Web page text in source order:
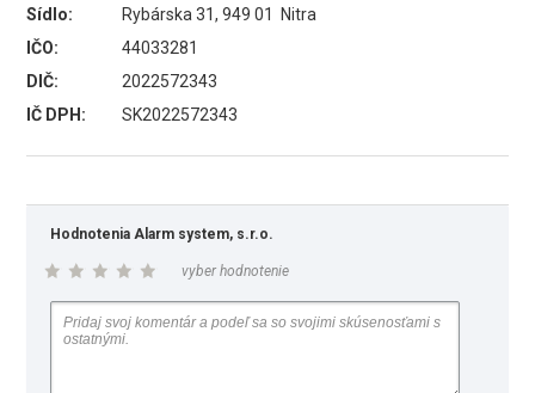
Sídlo:
Rybárska 31, 949 01 Nitra
IČO:
44033281
DIČ:
2022572343
IČ DPH:
SK2022572343
Hodnotenia Alarm system, s.r.o.
vyber hodnotenie